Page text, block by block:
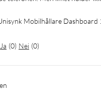
Mobilhållare
Ja (0) Nei (0)